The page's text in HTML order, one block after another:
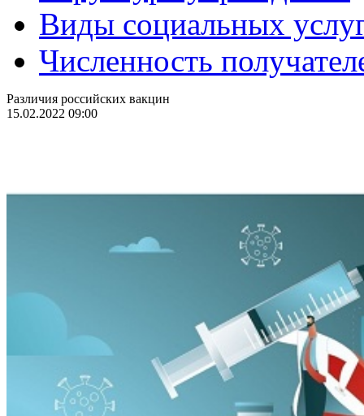
Виды социальных
Численность
Различия российских вакцин
15.02.2022 09:00